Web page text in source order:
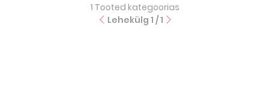
1 Tooted kategoorias
Lehekülg 1 /1